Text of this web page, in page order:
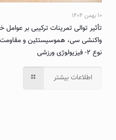
۱۰ بهمن ۱۴۰۴
تأثیر توالی تمرینات ترکیبی بر
واکنشی سی، هموسیستئین و مقاومت
نوع ۲- فیزیولوژی ورزشی
اطلاعات بیشتر